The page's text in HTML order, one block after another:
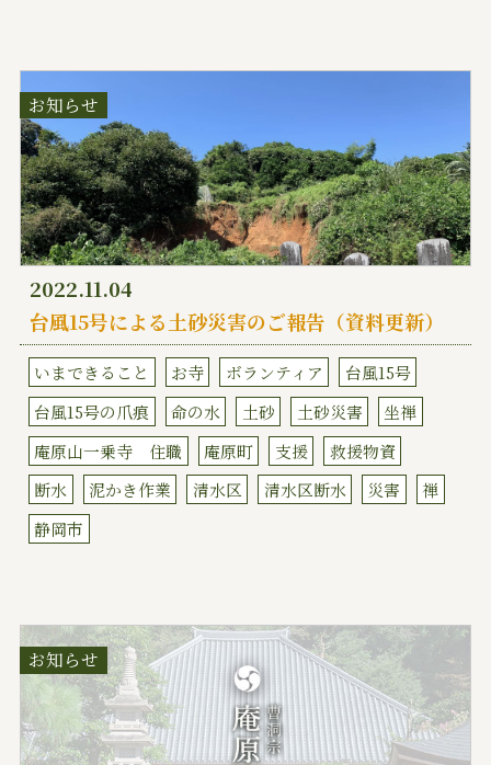
お知らせ
2022.11.04
台風15号による土砂災害のご報告（資料更新）
いまできること お寺 ボランティア
台風15号
台風15号の爪痕
命の水 土砂 土砂災害
坐禅
庵原山一乗寺 住職
庵原町 支援
救援物資
断水
泥かき作業 清水区 清水区断水 災害
禅
静岡市
お知らせ